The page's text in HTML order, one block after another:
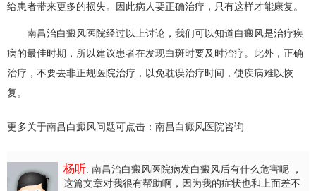
给患者带来更多的损失。因此病人要正确治疗，只有这样才能康复。
南昌治白癜风医院经过以上讨论，我们可以知道白癜风是治疗疾
病的最佳时期，所以建议患者在发现白斑时要及时治疗。此外，正确
治疗，不要去非正规医院治疗，以免耽误治疗时间，使疾病难以恢
复。
更多关于南昌白癜风问题可点击： 南昌白癜风医院咨询
杨听: 南昌治白癜风医院病发白癜风后有什么危害呢
，
这篇文章对我很有帮助啊，因为我的症状也和上面差不